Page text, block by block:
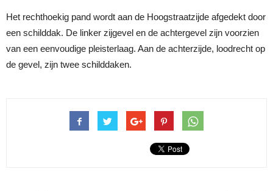
Het rechthoekig pand wordt aan de Hoogstraatzijde afgedekt door
een schilddak. De linker zijgevel en de achtergevel zijn voorzien
van een eenvoudige pleisterlaag. Aan de achterzijde, loodrecht op
de gevel, zijn twee schilddaken.